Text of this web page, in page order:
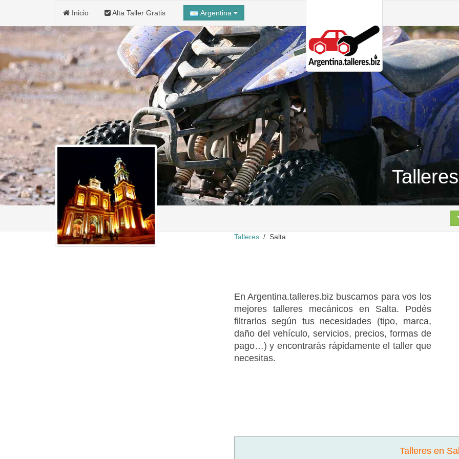
Inicio Alta Taller Gratis Argentina
Talleres Salta
En Argentina.talleres.biz buscamos para vos los
mejores talleres mecánicos en Salta. Podés
filtrarlos según tus necesidades (tipo, marca,
daño del vehículo, servicios, precios, formas de
pago…) y encontrarás rápidamente el taller que
necesitas.
Talleres en